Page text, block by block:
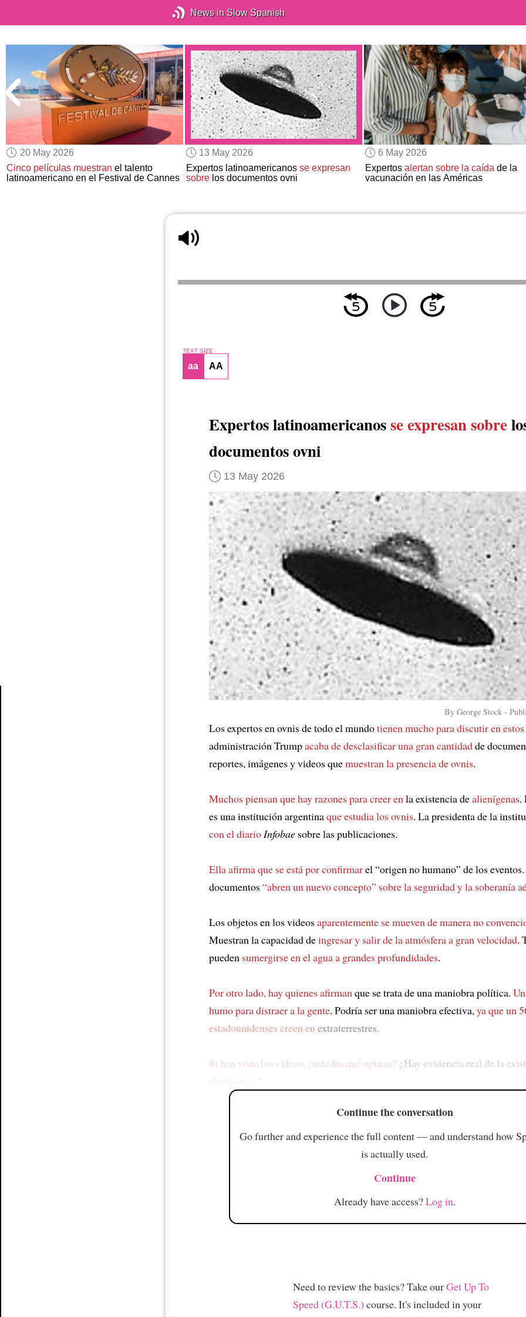
News in Slow Spanish
20 May 2026
Cinco películas muestran el talento
latinoamericano en el Festival de Cannes
13 May 2026
Expertos latinoamericanos se expresan
sobrelos documentos ovni
6 May 2026
Expertos alertan sobre la caídade la
vacunación en las Américas
TEXT SIZE
aa AA
Expertos latinoamericanosse expresan sobre
documentos ovni
13 May 2026
By George Stock -
Los expertos en ovnis de todo el mundotienen mucho para discutir en
administración Trumpacaba de desclasificar una gran cantidadde
reportes, imágenes y videos quemuestran la presencia de ovnis.
Muchos piensan que hay razones para creer en la existencia dealienígenas.
es una institución argentinaque estudia los ovnis. La presidenta de la
con el diario Infobae sobre las publicaciones.
Ella afirma que se está por confirmarel “origen no humano” de los
documentos“abren un nuevo concepto” sobre la seguridad y la soberanía
Los objetos en los videosaparentemente se mueven de manera no
Muestran la capacidad deingresar y salir de la atmósfera a gran velocidad.
pueden sumergirse en el agua a grandes profundidades.
Por otro lado, hay quienes afirman que se trata de una maniobra política.
humo para distraer a la gente. Podría ser una maniobra efectiva, ya que un
estadounidenses creen en extraterrestres.
Si han visto los videos, ¿ustedes qué opinan? ¿Hay evidencia real de la
Continue the conversation
Go further and experience the full content — and understand how
is actually used.
Continue
Already have access?Log in.
Need to review the basics? Take ourGet Up To
Speed (G.U.T.S.) course. It's included in your